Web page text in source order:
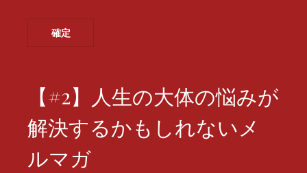
【#2】人生の大体の悩みが
解決するかもしれないメ
ルマガ